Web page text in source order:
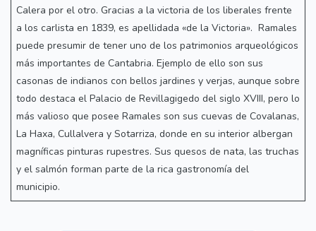
Calera por el otro. Gracias a la victoria de los liberales frente
a los carlista en 1839, es apellidada «de la Victoria». Ramales
puede presumir de tener uno de los patrimonios arqueológicos
más importantes de Cantabria. Ejemplo de ello son sus
casonas de indianos con bellos jardines y verjas, aunque sobre
todo destaca el Palacio de Revillagigedo del siglo XVIII, pero lo
más valioso que posee Ramales son sus cuevas de Covalanas,
La Haxa, Cullalvera y Sotarriza, donde en su interior albergan
magníficas pinturas rupestres. Sus quesos de nata, las truchas
y el salmón forman parte de la rica gastronomía del
municipio.